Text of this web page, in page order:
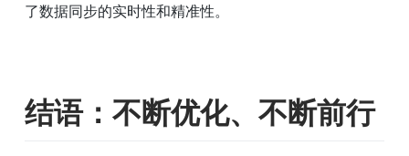
了数据同步的实时性和精准性。
结语：不断优化、不断前行